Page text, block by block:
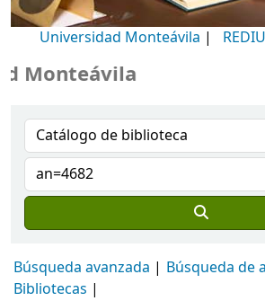
Universidad Monteávila |
Búsqueda avanzada
Búsqueda de
Bibliotecas